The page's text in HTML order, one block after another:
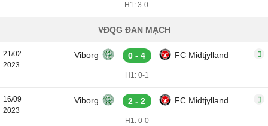
H1: 3-0
VĐQG ĐAN MẠCH
21/02
2023
Viborg 0 - 4 FC Midtjylland
H1: 0-1
16/09
2023
Viborg 2 - 2 FC Midtjylland
H1: 0-0